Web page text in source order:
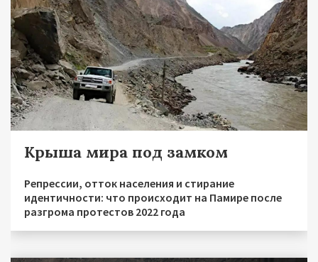
Крыша мира под замком
Репрессии, отток населения и стирание
идентичности: что происходит на Памире после
разгрома протестов 2022 года